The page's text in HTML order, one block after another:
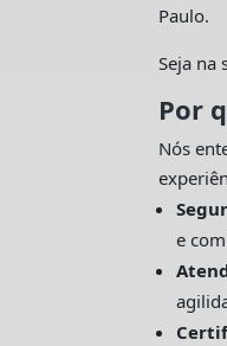
Paulo.
Seja na
Por
Nós
e